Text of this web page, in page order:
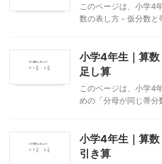
このページは、小学4
数の表し方－仮分数
小学4年生｜算
足し算
このページは、小学4
めの「分母が同じ帯
小学4年生｜算
引き算